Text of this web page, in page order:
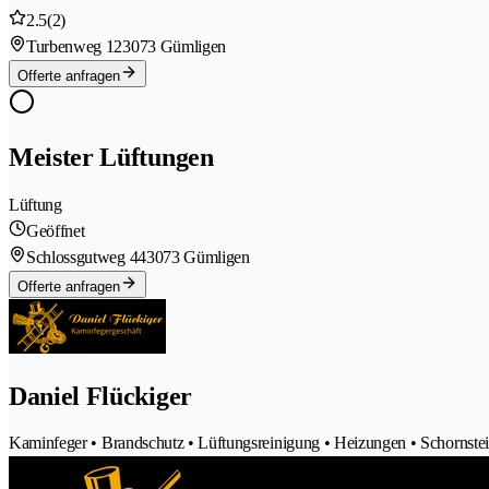
2.5(2)
Turbenweg 123073 Gümligen
Offerte anfragen
Meister Lüftungen
Lüftung
Geöffnet
Schlossgutweg 443073 Gümligen
Offerte anfragen
Daniel Flückiger
Kaminfeger • Brandschutz • Lüftungsreinigung • Heizungen •